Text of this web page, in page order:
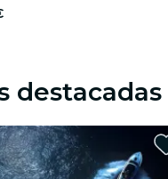
destacadas